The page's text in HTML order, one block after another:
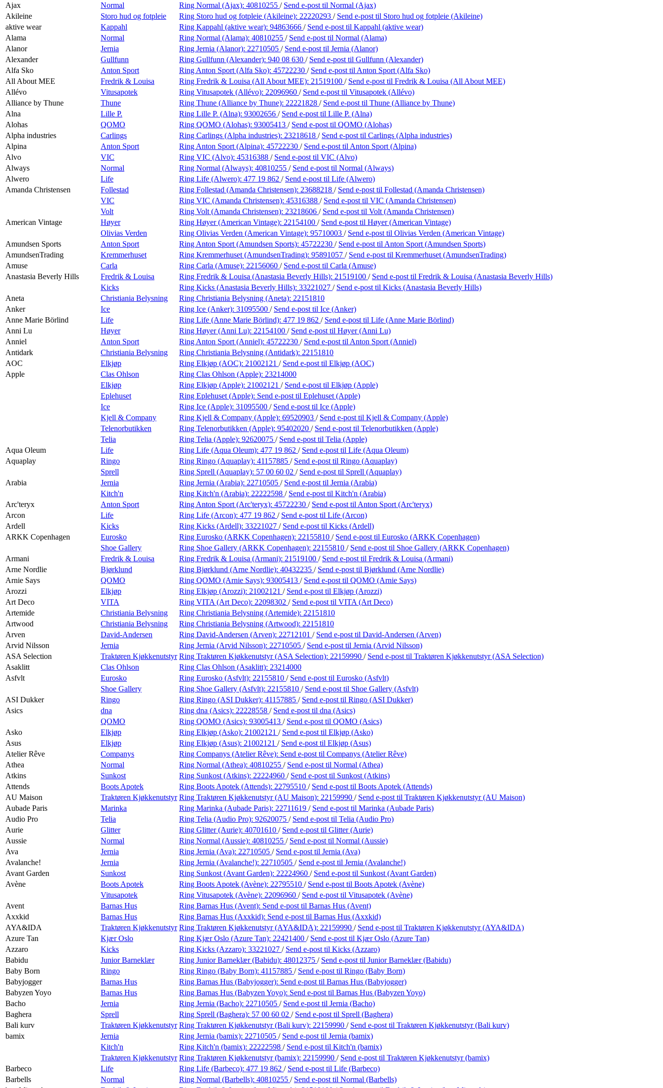
Ajax
Normal Ring Normal (Ajax): 40810255 / Send e-post til Normal (Ajax)
Akileine
Storo hud og fotpleie Ring Storo hud og fotpleie (Akileine): 22220293 / Send e-post til Storo hud og fotpleie (Akileine)
aktive wear
Kappahl Ring Kappahl (aktive wear): 94863666 / Send e-post til Kappahl (aktive wear)
Alama
Normal Ring Normal (Alama): 40810255 / Send e-post til Normal (Alama)
Alanor
Jernia Ring Jernia (Alanor): 22710505 / Send e-post til Jernia (Alanor)
Alexander
Gullfunn Ring Gullfunn (Alexander): 940 08 630 / Send e-post til Gullfunn (Alexander)
Alfa Sko
Anton Sport Ring Anton Sport (Alfa Sko): 45722230 / Send e-post til Anton Sport (Alfa Sko)
All About MEE
Fredrik & Louisa Ring Fredrik & Louisa (All About MEE): 21519100 / Send e-post til Fredrik & Louisa (All About MEE)
Allévo
Vitusapotek Ring Vitusapotek (Allévo): 22096960 / Send e-post til Vitusapotek (Allévo)
Alliance by Thune
Thune Ring Thune (Alliance by Thune): 22221828 / Send e-post til Thune (Alliance by Thune)
Alna
Lille P. Ring Lille P. (Alna): 93002656 / Send e-post til Lille P. (Alna)
Alohas
QOMO Ring QOMO (Alohas): 93005413 / Send e-post til QOMO (Alohas)
Alpha industries
Carlings Ring Carlings (Alpha industries): 23218618 / Send e-post til Carlings (Alpha industries)
Alpina
Anton Sport Ring Anton Sport (Alpina): 45722230 / Send e-post til Anton Sport (Alpina)
Alvo
VIC Ring VIC (Alvo): 45316388 / Send e-post til VIC (Alvo)
Always
Normal Ring Normal (Always): 40810255 / Send e-post til Normal (Always)
Alwero
Life Ring Life (Alwero): 477 19 862 / Send e-post til Life (Alwero)
Amanda Christensen
Follestad Ring Follestad (Amanda Christensen): 23688218 / Send e-post til Follestad (Amanda Christensen)
VIC
Ring VIC (Amanda Christensen): 45316388 / Send e-post til VIC (Amanda Christensen)
Volt
Ring Volt (Amanda Christensen): 23218606 / Send e-post til Volt (Amanda Christensen)
American Vintage
Høyer Ring Høyer (American Vintage): 22154100 / Send e-post til Høyer (American Vintage)
Olivias Verden
Ring Olivias Verden (American Vintage): 95710003 / Send e-post til Olivias Verden (American Vintage)
Amundsen Sports
Anton Sport Ring Anton Sport (Amundsen Sports): 45722230 / Send e-post til Anton Sport (Amundsen Sports)
AmundsenTrading
Kremmerhuset Ring Kremmerhuset (AmundsenTrading): 95891057 / Send e-post til Kremmerhuset (AmundsenTrading)
Amuse
Carla Ring Carla (Amuse): 22156060 / Send e-post til Carla (Amuse)
Anastasia Beverly Hills
Fredrik & Louisa Ring Fredrik & Louisa (Anastasia Beverly Hills): 21519100 / Send e-post til Fredrik & Louisa (Anastasia Beverly Hills)
Kicks
Ring Kicks (Anastasia Beverly Hills): 33221027 / Send e-post til Kicks (Anastasia Beverly Hills)
Aneta
Christiania Belysning Ring Christiania Belysning (Aneta): 22151810
Anker
Ice Ring Ice (Anker): 31095500 / Send e-post til Ice (Anker)
Anne Marie Börlind
Life Ring Life (Anne Marie Börlind): 477 19 862 / Send e-post til Life (Anne Marie Börlind)
Anni Lu
Høyer Ring Høyer (Anni Lu): 22154100 / Send e-post til Høyer (Anni Lu)
Anniel
Anton Sport Ring Anton Sport (Anniel): 45722230 / Send e-post til Anton Sport (Anniel)
Antidark
Christiania Belysning Ring Christiania Belysning (Antidark): 22151810
AOC
Elkjøp Ring Elkjøp (AOC): 21002121 / Send e-post til Elkjøp (AOC)
Apple
Clas Ohlson Ring Clas Ohlson (Apple): 23214000
Elkjøp
Ring Elkjøp (Apple): 21002121 / Send e-post til Elkjøp (Apple)
Eplehuset
Ring Eplehuset (Apple): Send e-post til Eplehuset (Apple)
Ice
Ring Ice (Apple): 31095500 / Send e-post til Ice (Apple)
Kjell & Company
Ring Kjell & Company (Apple): 69520903 / Send e-post til Kjell & Company (Apple)
Telenorbutikken
Ring Telenorbutikken (Apple): 95402020 / Send e-post til Telenorbutikken (Apple)
Telia
Ring Telia (Apple): 92620075 / Send e-post til Telia (Apple)
Aqua Oleum
Life Ring Life (Aqua Oleum): 477 19 862 / Send e-post til Life (Aqua Oleum)
Aquaplay
Ringo Ring Ringo (Aquaplay): 41157885 / Send e-post til Ringo (Aquaplay)
Sprell
Ring Sprell (Aquaplay): 57 00 60 02 / Send e-post til Sprell (Aquaplay)
Arabia
Jernia Ring Jernia (Arabia): 22710505 / Send e-post til Jernia (Arabia)
Kitch'n
Ring Kitch'n (Arabia): 22222598 / Send e-post til Kitch'n (Arabia)
Arc'teryx
Anton Sport Ring Anton Sport (Arc'teryx): 45722230 / Send e-post til Anton Sport (Arc'teryx)
Arcon
Life Ring Life (Arcon): 477 19 862 / Send e-post til Life (Arcon)
Ardell
Kicks Ring Kicks (Ardell): 33221027 / Send e-post til Kicks (Ardell)
ARKK Copenhagen
Eurosko Ring Eurosko (ARKK Copenhagen): 22155810 / Send e-post til Eurosko (ARKK Copenhagen)
Shoe Gallery
Ring Shoe Gallery (ARKK Copenhagen): 22155810 / Send e-post til Shoe Gallery (ARKK Copenhagen)
Armani
Fredrik & Louisa Ring Fredrik & Louisa (Armani): 21519100 / Send e-post til Fredrik & Louisa (Armani)
Arne Nordlie
Bjørklund Ring Bjørklund (Arne Nordlie): 40432235 / Send e-post til Bjørklund (Arne Nordlie)
Arnie Says
QOMO Ring QOMO (Arnie Says): 93005413 / Send e-post til QOMO (Arnie Says)
Arozzi
Elkjøp Ring Elkjøp (Arozzi): 21002121 / Send e-post til Elkjøp (Arozzi)
Art Deco
VITA Ring VITA (Art Deco): 22098302 / Send e-post til VITA (Art Deco)
Artemide
Christiania Belysning Ring Christiania Belysning (Artemide): 22151810
Artwood
Christiania Belysning Ring Christiania Belysning (Artwood): 22151810
Arven
David-Andersen Ring David-Andersen (Arven): 22712101 / Send e-post til David-Andersen (Arven)
Arvid Nilsson
Jernia Ring Jernia (Arvid Nilsson): 22710505 / Send e-post til Jernia (Arvid Nilsson)
ASA Selection
Traktøren Kjøkkenutstyr Ring Traktøren Kjøkkenutstyr (ASA Selection): 22159990 / Send e-post til Traktøren Kjøkkenutstyr (ASA Selection)
Asaklitt
Clas Ohlson Ring Clas Ohlson (Asaklitt): 23214000
Asfvlt
Eurosko Ring Eurosko (Asfvlt): 22155810 / Send e-post til Eurosko (Asfvlt)
Shoe Gallery
Ring Shoe Gallery (Asfvlt): 22155810 / Send e-post til Shoe Gallery (Asfvlt)
ASI Dukker
Ringo Ring Ringo (ASI Dukker): 41157885 / Send e-post til Ringo (ASI Dukker)
Asics
dna Ring dna (Asics): 22228558 / Send e-post til dna (Asics)
QOMO
Ring QOMO (Asics): 93005413 / Send e-post til QOMO (Asics)
Asko
Elkjøp Ring Elkjøp (Asko): 21002121 / Send e-post til Elkjøp (Asko)
Asus
Elkjøp Ring Elkjøp (Asus): 21002121 / Send e-post til Elkjøp (Asus)
Atelier Rêve
Companys Ring Companys (Atelier Rêve): Send e-post til Companys (Atelier Rêve)
Athea
Normal Ring Normal (Athea): 40810255 / Send e-post til Normal (Athea)
Atkins
Sunkost Ring Sunkost (Atkins): 22224960 / Send e-post til Sunkost (Atkins)
Attends
Boots Apotek Ring Boots Apotek (Attends): 22795510 / Send e-post til Boots Apotek (Attends)
AU Maison
Traktøren Kjøkkenutstyr Ring Traktøren Kjøkkenutstyr (AU Maison): 22159990 / Send e-post til Traktøren Kjøkkenutstyr (AU Maison)
Aubade Paris
Marinka Ring Marinka (Aubade Paris): 22711619 / Send e-post til Marinka (Aubade Paris)
Audio Pro
Telia Ring Telia (Audio Pro): 92620075 / Send e-post til Telia (Audio Pro)
Aurie
Glitter Ring Glitter (Aurie): 40701610 / Send e-post til Glitter (Aurie)
Aussie
Normal Ring Normal (Aussie): 40810255 / Send e-post til Normal (Aussie)
Ava
Jernia Ring Jernia (Ava): 22710505 / Send e-post til Jernia (Ava)
Avalanche!
Jernia Ring Jernia (Avalanche!): 22710505 / Send e-post til Jernia (Avalanche!)
Avant Garden
Sunkost Ring Sunkost (Avant Garden): 22224960 / Send e-post til Sunkost (Avant Garden)
Avène
Boots Apotek Ring Boots Apotek (Avène): 22795510 / Send e-post til Boots Apotek (Avène)
Vitusapotek
Ring Vitusapotek (Avène): 22096960 / Send e-post til Vitusapotek (Avène)
Avent
Barnas Hus Ring Barnas Hus (Avent): Send e-post til Barnas Hus (Avent)
Axxkid
Barnas Hus Ring Barnas Hus (Axxkid): Send e-post til Barnas Hus (Axxkid)
AYA&IDA
Traktøren Kjøkkenutstyr Ring Traktøren Kjøkkenutstyr (AYA&IDA): 22159990 / Send e-post til Traktøren Kjøkkenutstyr (AYA&IDA)
Azure Tan
Kjær Oslo Ring Kjær Oslo (Azure Tan): 22421400 / Send e-post til Kjær Oslo (Azure Tan)
Azzaro
Kicks Ring Kicks (Azzaro): 33221027 / Send e-post til Kicks (Azzaro)
Babidu
Junior Barneklær Ring Junior Barneklær (Babidu): 48012375 / Send e-post til Junior Barneklær (Babidu)
Baby Born
Ringo Ring Ringo (Baby Born): 41157885 / Send e-post til Ringo (Baby Born)
Babyjogger
Barnas Hus Ring Barnas Hus (Babyjogger): Send e-post til Barnas Hus (Babyjogger)
Babyzen Yoyo
Barnas Hus Ring Barnas Hus (Babyzen Yoyo): Send e-post til Barnas Hus (Babyzen Yoyo)
Bacho
Jernia Ring Jernia (Bacho): 22710505 / Send e-post til Jernia (Bacho)
Baghera
Sprell Ring Sprell (Baghera): 57 00 60 02 / Send e-post til Sprell (Baghera)
Bali kurv
Traktøren Kjøkkenutstyr Ring Traktøren Kjøkkenutstyr (Bali kurv): 22159990 / Send e-post til Traktøren Kjøkkenutstyr (Bali kurv)
bamix
Jernia Ring Jernia (bamix): 22710505 / Send e-post til Jernia (bamix)
Kitch'n
Ring Kitch'n (bamix): 22222598 / Send e-post til Kitch'n (bamix)
Traktøren Kjøkkenutstyr Ring Traktøren Kjøkkenutstyr (bamix): 22159990 / Send e-post til Traktøren Kjøkkenutstyr (bamix)
Barbeco
Life Ring Life (Barbeco): 477 19 862 / Send e-post til Life (Barbeco)
Barbells
Normal Ring Normal (Barbells): 40810255 / Send e-post til Normal (Barbells)